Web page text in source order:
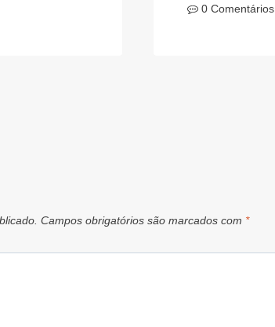
0 Comentários
Campos obrigatórios são marcados com *